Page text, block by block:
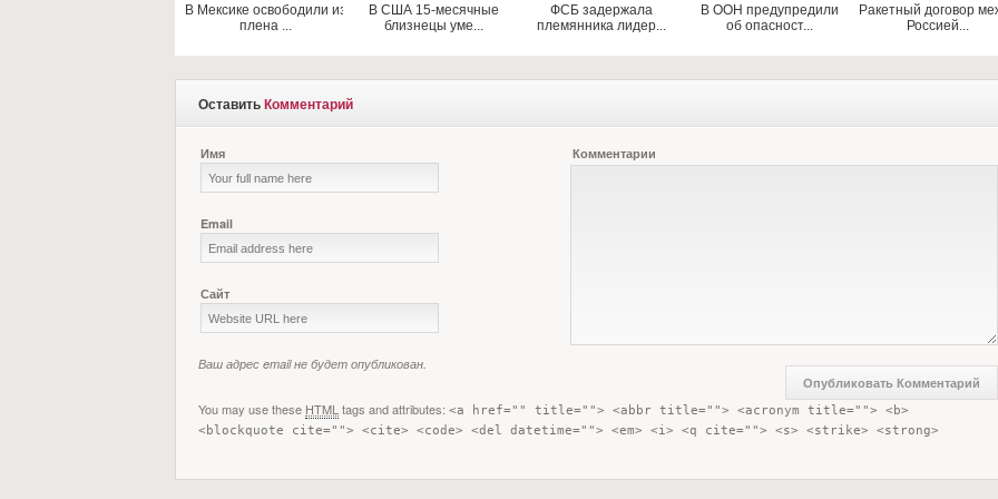
В Мексике освободили из
плена ...
В США 15-месячные
близнецы уме...
ФСБ задержала
племянника лидер...
В ООН предупредили
об опасност...
Ракетный договор
Россией...
ОставитьКомментарий
Имя
Email
Сайт
Ваш адрес email не будет опубликован.
Комментарии
You may use these HTML tags and attributes: <a href="" title=""> <abbr title=""> <acronym title=""> <b>
<blockquote cite=""> <cite> <code> <del datetime=""> <em> <i> <q cite=""> <s> <strike> <strong>